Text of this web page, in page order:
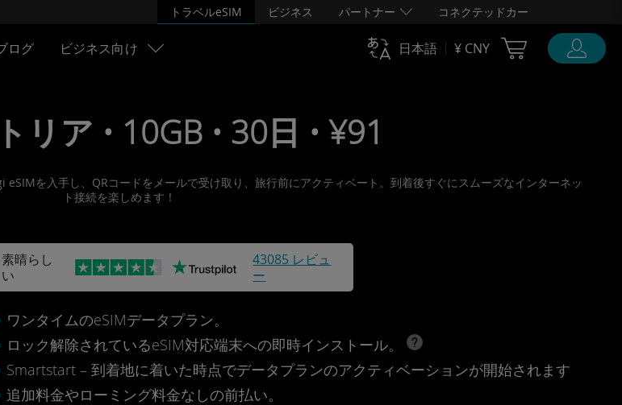
トラベルeSIM ビジネス パートナー コネクテッドカー
ログ ビジネス向け 日本語 ¥ CNY Cart Ubigi
リア • 10GB • 30日 • ¥91
を入手し、QRコードをメールで受け取り、旅行前にアクティベート。到着後すぐにスムーズなインターネッ
ト接続を楽しめます！
素晴らし
い
43085 レビュ
ー
ワンタイムのeSIMデータプラン。
ロック解除されているeSIM対応端末への即時インストール。
Smartstart – 到着地に着いた時点でデータプランのアクティベーションが開始されます
追加料金やローミング料金なしの前払い。